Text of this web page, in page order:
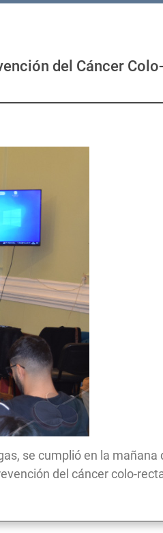
del Cáncer Colo-
se cumplió en la mañana
del cáncer colo-